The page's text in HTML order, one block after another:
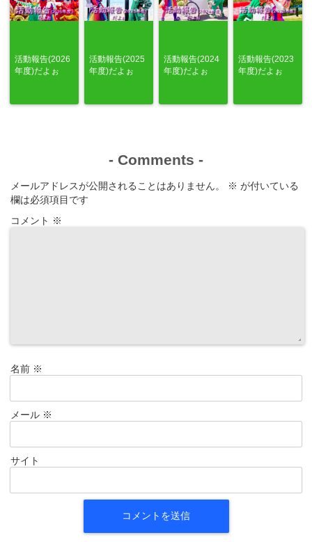
活動報告(2026
年度)だよぉ
活動報告(2025
年度)だよぉ
活動報告(2024
年度)だよぉ
活動報告(2023
年度)だよぉ
- Comments -
メールアドレスが公開されることはありません。 ※ が付いている
欄は必須項目です
コメント ※
名前 ※
メール ※
サイト